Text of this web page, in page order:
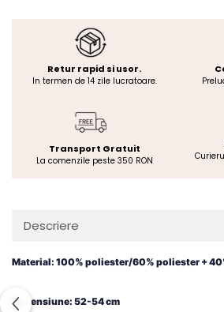
Retur rapid si usor.
In termen de 14 zile lucratoare.
Transport Gratuit
La comenzile peste 350 RON
Descriere
Material: 100% poliester/60% poliester +
Dimensiune: 52-54 cm